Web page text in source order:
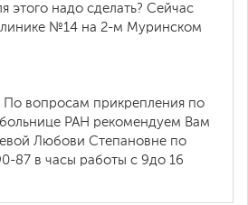
этого надо сделать? Сейчас
№14 на 2-м Муринском
вопросам прикрепления по
РАН рекомендуем Вам
Любови Степановне по
87 в часы работы с 9до 16